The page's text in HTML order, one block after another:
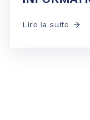
Lire la suite